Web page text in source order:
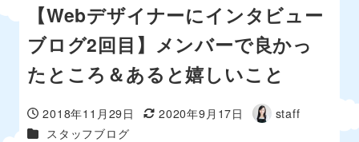
【Webデザイナーにインタビュー
ブログ2回目】メンバーで良かっ
たところ＆あると嬉しいこと
投稿日
2018年11月29日
更新日
2020年9月17日
著
staff
カテゴリー
スタッフブログ